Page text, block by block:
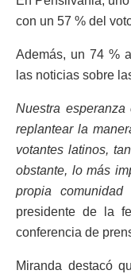
con un 57 % del
Además, un 74 %
las noticias sobre
Nuestra
replantear la
votantes latinos,
obstante, lo más
propia
presidente de la
conferencia de
Miranda destacó